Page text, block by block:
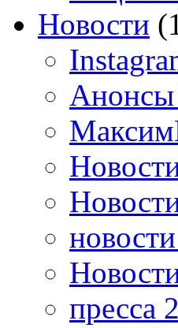
Новости
пресса